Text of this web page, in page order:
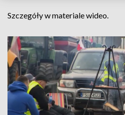
Szczegóły w materiale wideo.